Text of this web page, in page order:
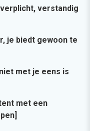
verstandig
je biedt gewoon te
met je eens is
met een